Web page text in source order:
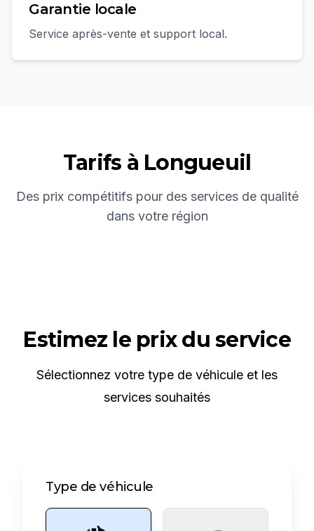
Garantie locale
Service après-vente et support local.
Tarifs à Longueuil
Des prix compétitifs pour des services de qualité
dans votre région
Estimez le prix du service
Sélectionnez votre type de véhicule et les
services souhaités
Type de véhicule